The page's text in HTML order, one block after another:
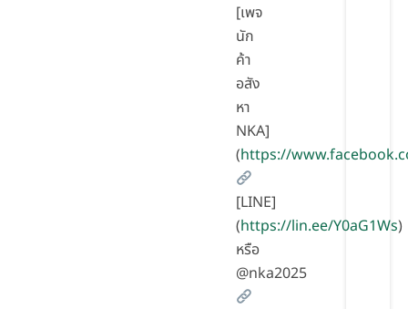
[เพจ
นัก
ค้า
อสัง
หา
NKA]
(https://
[LINE]
(https://lin.ee/Y0aG1Ws)
หรือ
@nka2025